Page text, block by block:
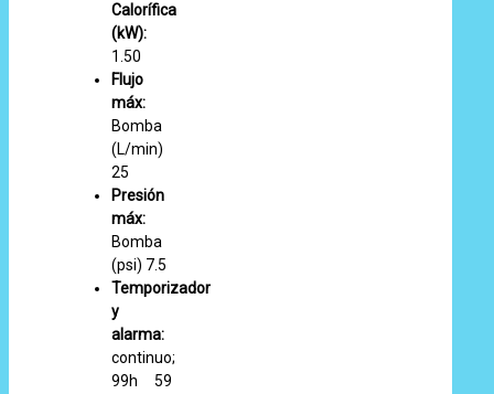
Calorífica
(kW):
1.50
Flujo
máx:
Bomba
(L/min)
25
Presión
máx:
Bomba
(psi) 7.5
Temporizador
y
alarma:
continuo;
99h 59